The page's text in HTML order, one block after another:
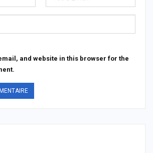
and website in this browser for the